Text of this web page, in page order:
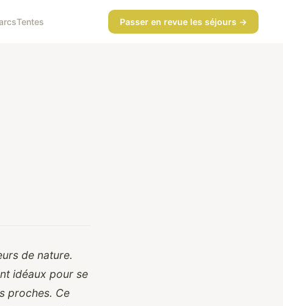
Tentes Passer en revue les séjours →
de nature.
idéaux pour se
proches. Ce